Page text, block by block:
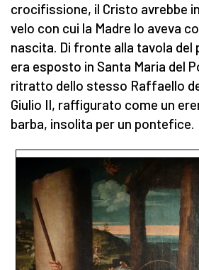
crocifissione, il Cristo avrebbe
velo con cui la Madre lo aveva
nascita. Di fronte alla tavola del
era esposto in Santa Maria del
ritratto dello stesso Raffaello
Giulio II, raffigurato come un
barba, insolita per un pontefice.